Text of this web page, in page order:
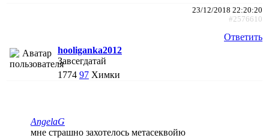
23/12/2018 22:20:20
#2576610
Ответить
hooliganka2012
Завсегдатай
1774 97 Химки
AngelaG
мне страшно захотелось метасеквойю